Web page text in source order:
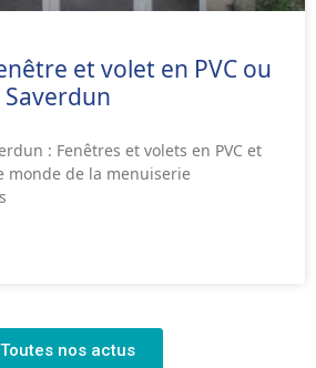
et volet en PVC ou
: Fenêtres et volets en PVC et
monde de la menuiserie
Toutes nos actus